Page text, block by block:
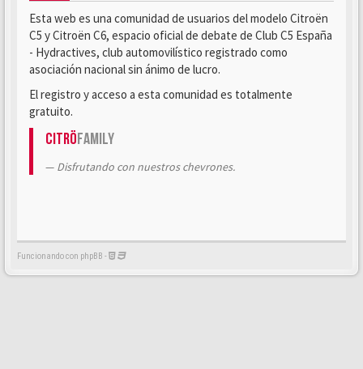
Esta web es una comunidad de usuarios del modelo Citroën
C5 y Citroën C6, espacio oficial de debate de Club C5 España
- Hydractives, club automovilístico registrado como
asociación nacional sin ánimo de lucro.
El registro y acceso a esta comunidad es totalmente
gratuito.
CitröFamily
Disfrutando con nuestros chevrones.
Funcionando con phpBB -